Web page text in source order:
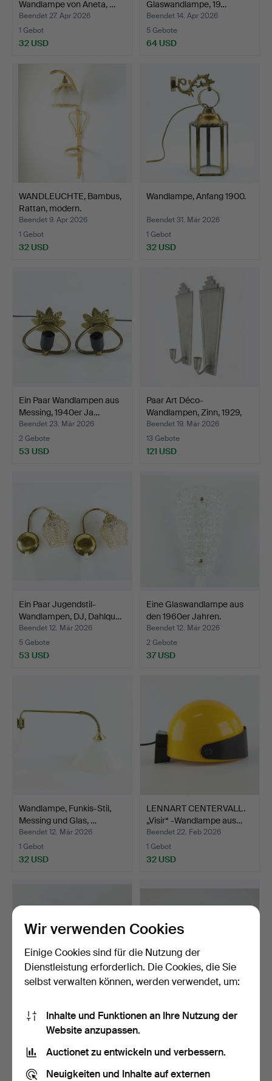
Wandlampe von Aneta, …
Beendet 27. Apr 2026
1 Gebot
32 USD
Glaswandlampe, 19…
Beendet 14. Apr 2026
5 Gebote
64 USD
WANDLEUCHTE, Bambus,
Rattan, modern.
Beendet 9. Apr 2026
1 Gebot
32 USD
Wandlampe, Anfang 1900.
Beendet 31. Mär 2026
1 Gebot
32 USD
Ein Paar Wandlampen aus
Messing, 1940er Ja…
Beendet 23. Mär 2026
2 Gebote
53 USD
Paar Art Déco-
Wandlampen, Zinn, 1929,
Kons…
Beendet 19. Mär 2026
13 Gebote
121 USD
Ein Paar Jugendstil-
Wandlampen, DJ, Dahlqu…
Beendet 12. Mär 2026
5 Gebote
53 USD
Eine Glaswandlampe aus
den 1960er Jahren.
Beendet 12. Mär 2026
2 Gebote
37 USD
Wandlampe, Funkis-Stil,
Messing und Glas, …
Beendet 12. Mär 2026
1 Gebot
32 USD
LENNART CENTERVALL.
„Visir“ -Wandlampe aus…
Beendet 22. Feb 2026
1 Gebot
32 USD
Wandlampe aus
Messing/Glas, zweite Hälfte
Beendet 22. Feb 2026
1 Gebot
Paar Wandlampen, weiß
lackiertes Metall, 1…
1 Gebot
Wir verwenden Cookies
Einige Cookies sind für die Nutzung der
Dienstleistung erforderlich. Die Cookies, die Sie
selbst verwalten können, werden verwendet, um:
Inhalte und Funktionen an Ihre Nutzung der
Website anzupassen.
Auctionet zu entwickeln und verbessern.
Neuigkeiten und Inhalte auf externen